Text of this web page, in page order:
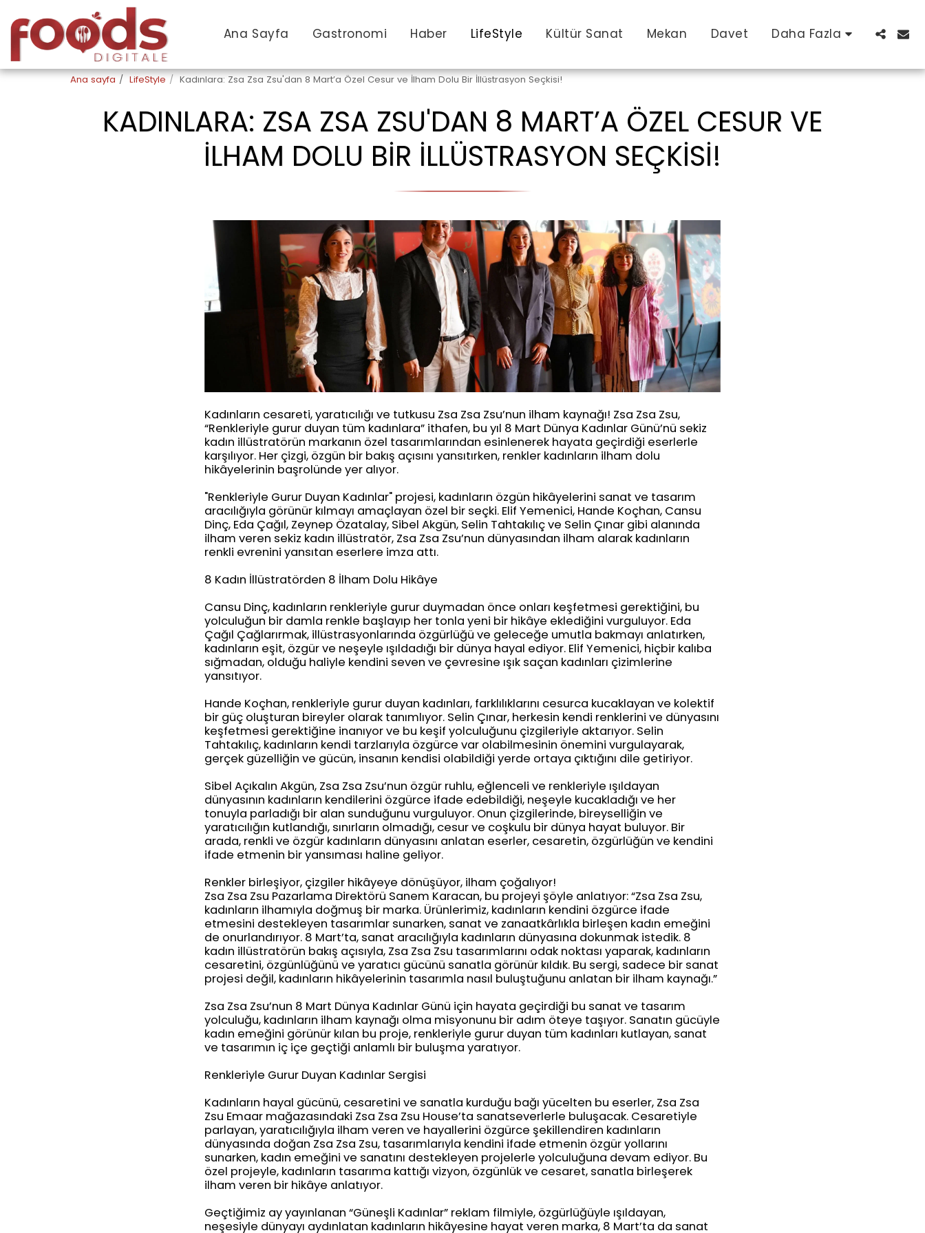
Ana Sayfa Gastronomi Haber LifeStyle Kültür Sanat Mekan Davet Daha Fazla
Ana sayfa LifeStyle Kadınlara: Zsa Zsa Zsu'dan 8 Mart’a Özel Cesur ve İlham Dolu Bir İllüstrasyon Seçkisi!
KADINLARA: ZSA ZSA ZSU'DAN 8 MART’A ÖZEL CESUR VE
İLHAM DOLU BIR İLLÜSTRASYON SEÇKISI!
Kadınların cesareti, yaratıcılığı ve tutkusu Zsa Zsa Zsu’nun ilham kaynağı! Zsa Zsa Zsu,
“Renkleriyle gurur duyan tüm kadınlara” ithafen, bu yıl 8 Mart Dünya Kadınlar Günü’nü sekiz
kadın illüstratörün markanın özel tasarımlarından esinlenerek hayata geçirdiği eserlerle
karşılıyor. Her çizgi, özgün bir bakış açısını yansıtırken, renkler kadınların ilham dolu
hikâyelerinin başrolünde yer alıyor.
"Renkleriyle Gurur Duyan Kadınlar" projesi, kadınların özgün hikâyelerini sanat ve tasarım
aracılığıyla görünür kılmayı amaçlayan özel bir seçki. Elif Yemenici, Hande Koçhan, Cansu
Dinç, Eda Çağıl, Zeynep Özatalay, Sibel Akgün, Selin Tahtakılıç ve Selin Çınar gibi alanında
ilham veren sekiz kadın illüstratör, Zsa Zsa Zsu’nun dünyasından ilham alarak kadınların
renkli evrenini yansıtan eserlere imza attı.
8 Kadın İllüstratörden 8 İlham Dolu Hikâye
Cansu Dinç, kadınların renkleriyle gurur duymadan önce onları keşfetmesi gerektiğini, bu
yolculuğun bir damla renkle başlayıp her tonla yeni bir hikâye eklediğini vurguluyor. Eda
Çağıl Çağlarırmak, illüstrasyonlarında özgürlüğü ve geleceğe umutla bakmayı anlatırken,
kadınların eşit, özgür ve neşeyle ışıldadığı bir dünya hayal ediyor. Elif Yemenici, hiçbir kalıba
sığmadan, olduğu haliyle kendini seven ve çevresine ışık saçan kadınları çizimlerine
yansıtıyor.
Hande Koçhan, renkleriyle gurur duyan kadınları, farklılıklarını cesurca kucaklayan ve kolektif
bir güç oluşturan bireyler olarak tanımlıyor. Selin Çınar, herkesin kendi renklerini ve dünyasını
keşfetmesi gerektiğine inanıyor ve bu keşif yolculuğunu çizgileriyle aktarıyor. Selin
Tahtakılıç, kadınların kendi tarzlarıyla özgürce var olabilmesinin önemini vurgulayarak,
gerçek güzelliğin ve gücün, insanın kendisi olabildiği yerde ortaya çıktığını dile getiriyor.
Sibel Açıkalın Akgün, Zsa Zsa Zsu’nun özgür ruhlu, eğlenceli ve renkleriyle ışıldayan
dünyasının kadınların kendilerini özgürce ifade edebildiği, neşeyle kucakladığı ve her
tonuyla parladığı bir alan sunduğunu vurguluyor. Onun çizgilerinde, bireyselliğin ve
yaratıcılığın kutlandığı, sınırların olmadığı, cesur ve coşkulu bir dünya hayat buluyor. Bir
arada, renkli ve özgür kadınların dünyasını anlatan eserler, cesaretin, özgürlüğün ve kendini
ifade etmenin bir yansıması haline geliyor.
Renkler birleşiyor, çizgiler hikâyeye dönüşüyor, ilham çoğalıyor!
Zsa Zsa Zsu Pazarlama Direktörü Sanem Karacan, bu projeyi şöyle anlatıyor: “Zsa Zsa Zsu,
kadınların ilhamıyla doğmuş bir marka. Ürünlerimiz, kadınların kendini özgürce ifade
etmesini destekleyen tasarımlar sunarken, sanat ve zanaatkârlıkla birleşen kadın emeğini
de onurlandırıyor. 8 Mart’ta, sanat aracılığıyla kadınların dünyasına dokunmak istedik. 8
kadın illüstratörün bakış açısıyla, Zsa Zsa Zsu tasarımlarını odak noktası yaparak, kadınların
cesaretini, özgünlüğünü ve yaratıcı gücünü sanatla görünür kıldık. Bu sergi, sadece bir sanat
projesi değil, kadınların hikâyelerinin tasarımla nasıl buluştuğunu anlatan bir ilham kaynağı.”
Zsa Zsa Zsu’nun 8 Mart Dünya Kadınlar Günü için hayata geçirdiği bu sanat ve tasarım
yolculuğu, kadınların ilham kaynağı olma misyonunu bir adım öteye taşıyor. Sanatın gücüyle
kadın emeğini görünür kılan bu proje, renkleriyle gurur duyan tüm kadınları kutlayan, sanat
ve tasarımın iç içe geçtiği anlamlı bir buluşma yaratıyor.
Renkleriyle Gurur Duyan Kadınlar Sergisi
Kadınların hayal gücünü, cesaretini ve sanatla kurduğu bağı yücelten bu eserler, Zsa Zsa
Zsu Emaar mağazasındaki Zsa Zsa Zsu House’ta sanatseverlerle buluşacak. Cesaretiyle
parlayan, yaratıcılığıyla ilham veren ve hayallerini özgürce şekillendiren kadınların
dünyasında doğan Zsa Zsa Zsu, tasarımlarıyla kendini ifade etmenin özgür yollarını
sunarken, kadın emeğini ve sanatını destekleyen projelerle yolculuğuna devam ediyor. Bu
özel projeyle, kadınların tasarıma kattığı vizyon, özgünlük ve cesaret, sanatla birleşerek
ilham veren bir hikâye anlatıyor.
Geçtiğimiz ay yayınlanan “Güneşli Kadınlar” reklam filmiyle, özgürlüğüyle ışıldayan,
neşesiyle dünyayı aydınlatan kadınların hikâyesine hayat veren marka, 8 Mart’ta da sanat